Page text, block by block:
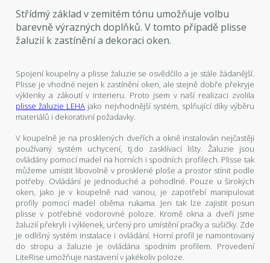
Střídmý základ v zemitém tónu umožňuje volbu
barevně výrazných doplňků. V tomto případě plisse
žaluzií k zastínění a dekoraci oken.
Spojení koupelny a plisse žaluzie se osvědčilo a je stále žádanější.
Plisse je vhodné nejen k zastínění oken, ale stejně dobře překryje
výklenky a zákoutí v interieru. Proto jsem v naší realizaci zvolila
plisse žaluzie LEHA jako nejvhodnější systém, splňující díky výběru
materiálů i dekorativní požadavky.
V koupelně je na prosklených dveřích a okně instalován nejčastěji
používaný systém uchycení, tj.do zasklívací lišty. Žaluzie jsou
ovládány pomocí madel na horních i spodních profilech. Plisse tak
můžeme umístit libovolně v prosklené ploše a prostor stínit podle
potřeby. Ovládání je jednoduché a pohodlné. Pouze u širokých
oken, jako je v koupelně nad vanou, je zapotřebí manipulovat
profily pomocí madel oběma rukama. Jen tak lze zajistit posun
plisse v potřebné vodorovné poloze. Kromě okna a dveří jsme
žaluzií překryli i výklenek, určený pro umístění pračky a sušičky. Zde
je odlišný systém instalace i ovládání. Horní profil je namontovaný
do stropu a žaluzie je ovládána spodním profilem. Provedení
LiteRise umožňuje nastavení v jakékoliv poloze.